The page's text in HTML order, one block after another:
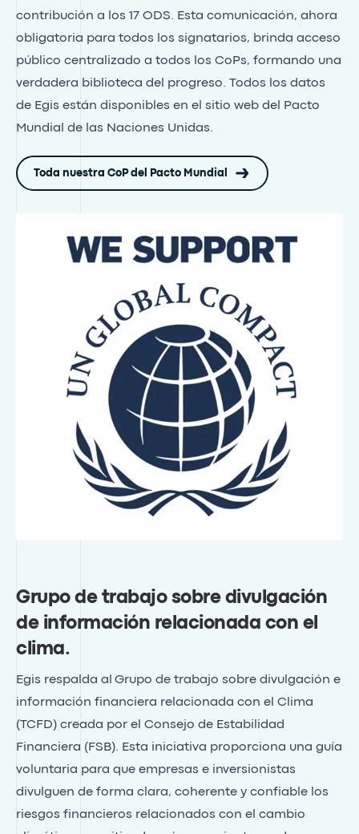
contribución a los 17 ODS. Esta comunicación, ahora
obligatoria para todos los signatarios, brinda acceso
público centralizado a todos los CoPs, formando una
verdadera biblioteca del progreso. Todos los datos
de Egis están disponibles en el sitio web del Pacto
Mundial de las Naciones Unidas.
Toda nuestra CoP del Pacto Mundial
Grupo de trabajo sobre divulgación
de información relacionada con el
clima.
Egis respalda al Grupo de trabajo sobre divulgación e
información financiera relacionada con el Clima
(TCFD) creada por el Consejo de Estabilidad
Financiera (FSB). Esta iniciativa proporciona una guía
voluntaria para que empresas e inversionistas
divulguen de forma clara, coherente y confiable los
riesgos financieros relacionados con el cambio